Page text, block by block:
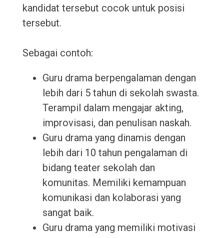
kandidat tersebut cocok untuk posisi
tersebut.
Sebagai contoh:
Guru drama berpengalaman dengan
lebih dari 5 tahun di sekolah swasta.
Terampil dalam mengajar akting,
improvisasi, dan penulisan naskah.
Guru drama yang dinamis dengan
lebih dari 10 tahun pengalaman di
bidang teater sekolah dan
komunitas. Memiliki kemampuan
komunikasi dan kolaborasi yang
sangat baik.
Guru drama yang memiliki motivasi